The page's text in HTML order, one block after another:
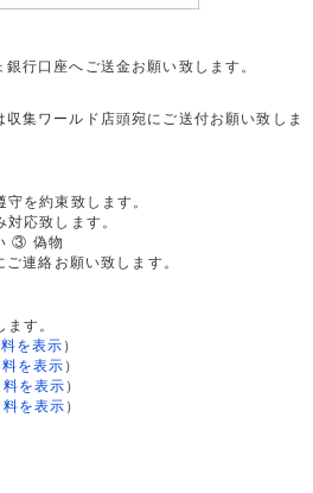
行口座へご送金お願い致します。
集ワールド店頭宛にご送付お願い致しま
を約束致します。
応致します。
③ 偽物
連絡お願い致します。
す。
を表示 ）
を表示 ）
料を表示 ）
料を表示 ）